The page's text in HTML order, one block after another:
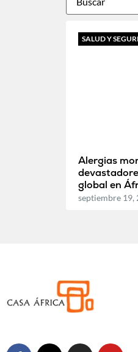
SALUD Y
Alergias
global en
septiembre 19,